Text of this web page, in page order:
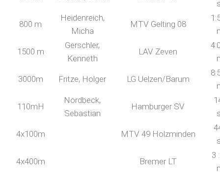
800 m
Heidenreich,
Micha
MTV Gelting 08
1500 m
Gerschler,
Kenneth
LAV Zeven
3000m Fritze, Holger LG Uelzen/Barum
110mH
Nordbeck,
Sebastian
Hamburger SV
4x100m MTV 49 Holzminden
4x400m Bremer LT
3